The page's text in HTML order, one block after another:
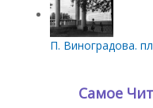
П. Виноградова.
Самое